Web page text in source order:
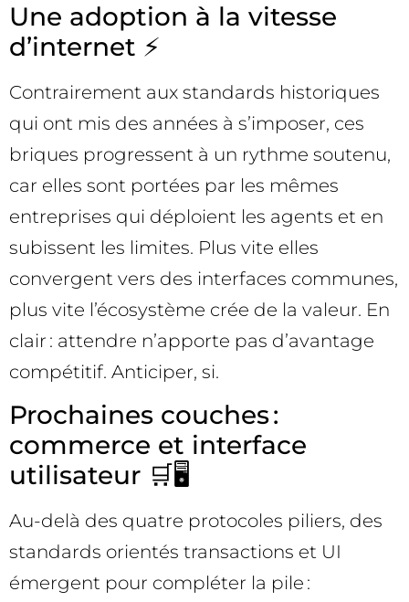
Une adoption à la vitesse
d’internet ⚡
Contrairement aux standards historiques
qui ont mis des années à s’imposer, ces
briques progressent à un rythme soutenu,
car elles sont portées par les mêmes
entreprises qui déploient les agents et en
subissent les limites. Plus vite elles
convergent vers des interfaces communes,
plus vite l’écosystème crée de la valeur. En
clair : attendre n’apporte pas d’avantage
compétitif. Anticiper, si.
Prochaines couches :
commerce et interface
utilisateur 🛒🖥️
Au-delà des quatre protocoles piliers, des
standards orientés transactions et UI
émergent pour compléter la pile :